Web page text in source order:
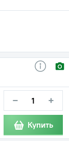
− +
Купить